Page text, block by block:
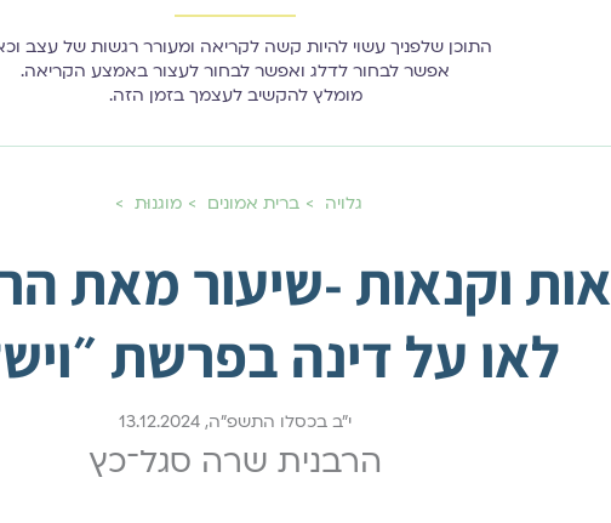
התוכן שלפניך עשוי להיות קשה לקריאה ומעורר רגשות של עצב
אפשר לבחור לדלג ואפשר לבחור לעצור באמצע הקריאה.
מומלץ להקשיב לעצמך בזמן הזה.
גלויה ברית אמונים מוגנוּת
וקנאות -שיעור מאת
לאו על דינה בפרשת
י"ב בכסלו התשפ"ה, 13.12.2024
הרבנית שרה סגל־כץ